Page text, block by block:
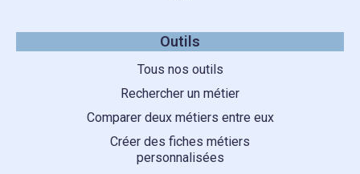
Outils
Tous nos outils
Rechercher un métier
Comparer deux métiers entre eux
Créer des fiches métiers
personnalisées